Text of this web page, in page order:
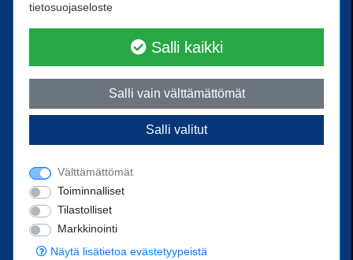
00390 Helsinki
Ota yhteyttä
Puhelin02 238 3300
© 2022 SN-Kiinnike Oy
tietosuojaseloste
Salli kaikki
Salli vain välttämättömät
Salli valitut
Välttämättömät
Toiminnalliset
Tilastolliset
Markkinointi
Näytä lisätietoa evästetyypeistä